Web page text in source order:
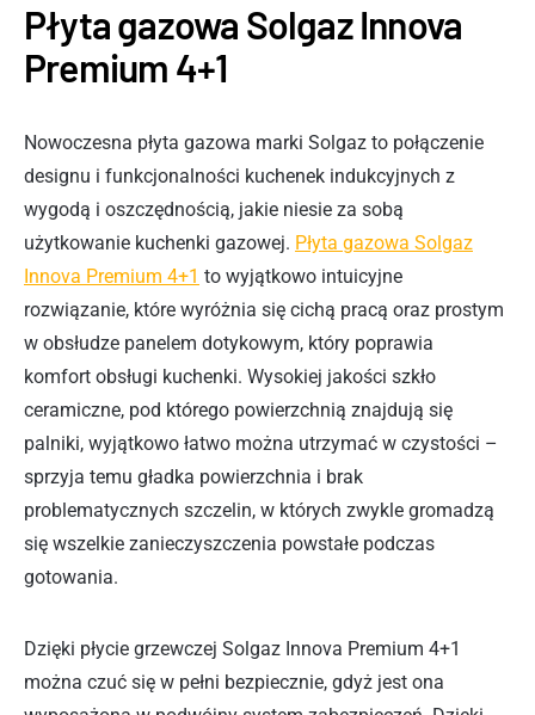
Płyta gazowa Solgaz Innova
Premium 4+1
Nowoczesna płyta gazowa marki Solgaz to połączenie
designu i funkcjonalności kuchenek indukcyjnych z
wygodą i oszczędnością, jakie niesie za sobą
użytkowanie kuchenki gazowej. Płyta gazowa Solgaz
Innova Premium 4+1 to wyjątkowo intuicyjne
rozwiązanie, które wyróżnia się cichą pracą oraz prostym
w obsłudze panelem dotykowym, który poprawia
komfort obsługi kuchenki. Wysokiej jakości szkło
ceramiczne, pod którego powierzchnią znajdują się
palniki, wyjątkowo łatwo można utrzymać w czystości –
sprzyja temu gładka powierzchnia i brak
problematycznych szczelin, w których zwykle gromadzą
się wszelkie zanieczyszczenia powstałe podczas
gotowania.
Dzięki płycie grzewczej Solgaz Innova Premium 4+1
można czuć się w pełni bezpiecznie, gdyż jest ona